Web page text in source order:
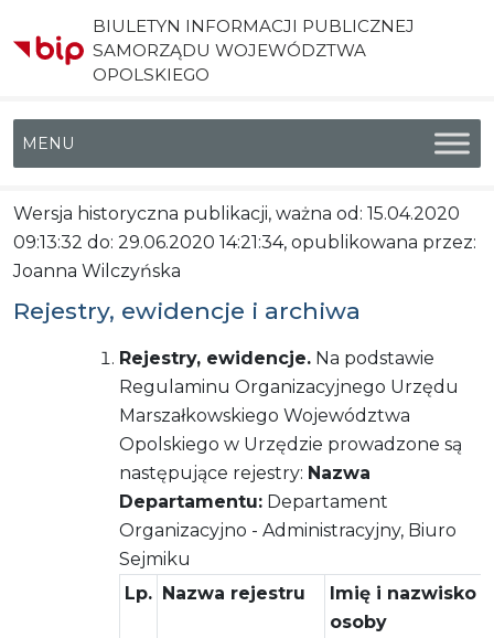
BIULETYN INFORMACJI PUBLICZNEJ
SAMORZĄDU WOJEWÓDZTWA
OPOLSKIEGO
Menu główne
Wersja historyczna publikacji, ważna od: 15.04.2020
09:13:32 do: 29.06.2020 14:21:34, opublikowana przez:
Joanna Wilczyńska
Rejestry, ewidencje i archiwa
Rejestry, ewidencje. Na podstawie
Regulaminu Organizacyjnego Urzędu
Marszałkowskiego Województwa
Opolskiego w Urzędzie prowadzone są
następujące rejestry: Nazwa
Departamentu: Departament
Organizacyjno - Administracyjny, Biuro
Sejmiku
Lp. Nazwa rejestru
Imię i nazwisko
osoby